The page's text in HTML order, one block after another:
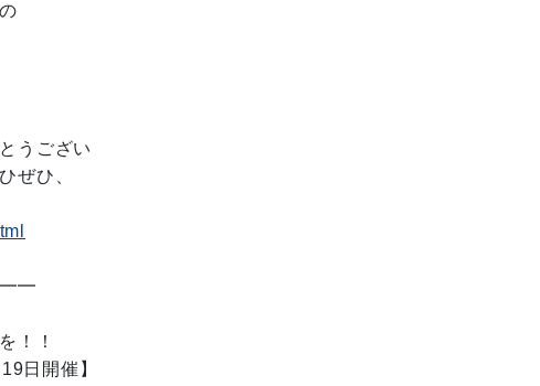
うござい
ぜひ、
！！
】